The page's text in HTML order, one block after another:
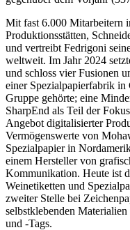
Mit fast 6.000 Mitarbeitern
Produktionsstätten,
und vertreibt Fedrigoni
weltweit. Im Jahr 2024
und schloss vier Fusionen
einer Spezialpapierfabrik
Gruppe gehörte; eine
SharpEnd als Teil der
Angebot digitalisierter
Vermögenswerte von
Spezialpapier in
einem Hersteller von
Kommunikation. Heute ist
Weinetiketten und
zweiter Stelle bei
selbstklebenden
und -Tags.